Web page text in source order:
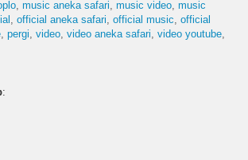
music aneka safari music video music
official aneka safari official music official
pergi video video aneka safari video youtube
: